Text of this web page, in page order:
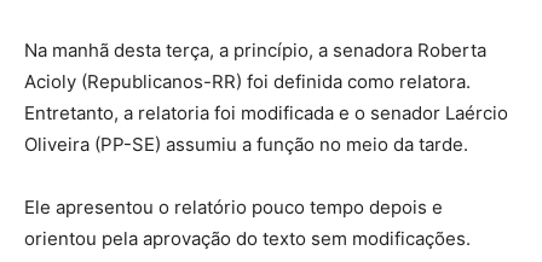
Na manhã desta terça, a princípio, a senadora Roberta
Acioly (Republicanos-RR) foi definida como relatora.
Entretanto, a relatoria foi modificada e o senador Laércio
Oliveira (PP-SE) assumiu a função no meio da tarde.
Ele apresentou o relatório pouco tempo depois e
orientou pela aprovação do texto sem modificações.